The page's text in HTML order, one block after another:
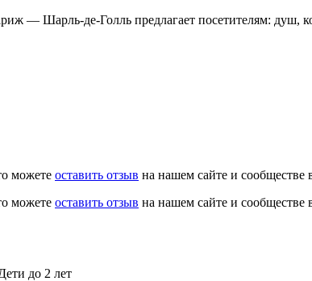
— Шарль-де-Голль предлагает посетителям:
можете оставить отзыв на нашем сайте и сообществе
можете оставить отзыв на нашем сайте и сообществе
до 2 лет